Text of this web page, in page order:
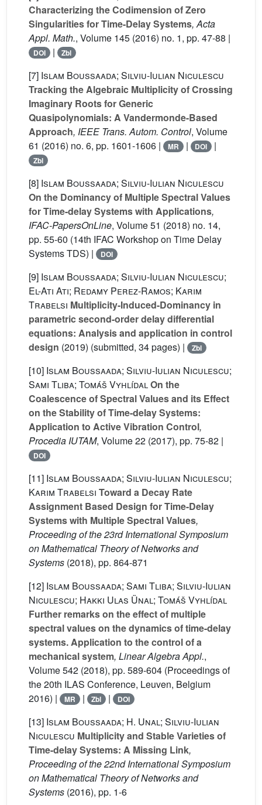
Characterizing the Codimension of Zero
Singularities for Time-Delay Systems, Acta
Appl. Math., Volume 145 (2016) no. 1, pp. 47-88 |
DOI | Zbl
[7] Islam Boussaada; Silviu-Iulian Niculescu
Tracking the Algebraic Multiplicity of Crossing
Imaginary Roots for Generic
Quasipolynomials: A Vandermonde-Based
Approach, IEEE Trans. Autom. Control, Volume
61 (2016) no. 6, pp. 1601-1606 | MR | DOI |
Zbl
[8] Islam Boussaada; Silviu-Iulian Niculescu
On the Dominancy of Multiple Spectral Values
for Time-delay Systems with Applications,
IFAC-PapersOnLine, Volume 51 (2018) no. 14,
pp. 55-60 (14th IFAC Workshop on Time Delay
Systems TDS) |
DOI
[9] Islam Boussaada; Silviu-Iulian Niculescu;
El-Ati Ati; Redamy Perez-Ramos; Karim
Trabelsi Multiplicity-Induced-Dominancy in
parametric second-order delay differential
equations: Analysis and application in control
design (2019) (submitted, 34 pages) | Zbl
[10] Islam Boussaada; Silviu-Iulian Niculescu;
Sami Tliba; Tomáš VyhlídalOn the
Coalescence of Spectral Values and its Effect
on the Stability of Time-delay Systems:
Application to Active Vibration Control,
Procedia IUTAM, Volume 22 (2017), pp. 75-82 |
DOI
[11] Islam Boussaada; Silviu-Iulian Niculescu;
Karim Trabelsi Toward a Decay Rate
Assignment Based Design for Time-Delay
Systems with Multiple Spectral Values,
Proceeding of the 23rd International Symposium
on Mathematical Theory of Networks and
Systems (2018), pp. 864-871
[12] Islam Boussaada; Sami Tliba; Silviu-Iulian
Niculescu; Hakki Ulas Ünal; Tomáš Vyhlídal
Further remarks on the effect of multiple
spectral values on the dynamics of time-delay
systems. Application to the control of a
mechanical system, Linear Algebra Appl.,
Volume 542 (2018), pp. 589-604 (Proceedings of
the 20th ILAS Conference, Leuven, Belgium
2016) |
MR | Zbl | DOI
[13] Islam Boussaada; H. Unal; Silviu-Iulian
Niculescu Multiplicity and Stable Varieties of
Time-delay Systems: A Missing Link,
Proceeding of the 22nd International Symposium
on Mathematical Theory of Networks and
Systems (2016), pp. 1-6